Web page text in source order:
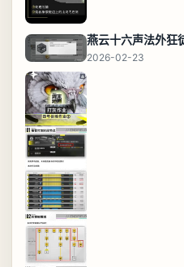
燕云十六声法外狂
2026-02-23